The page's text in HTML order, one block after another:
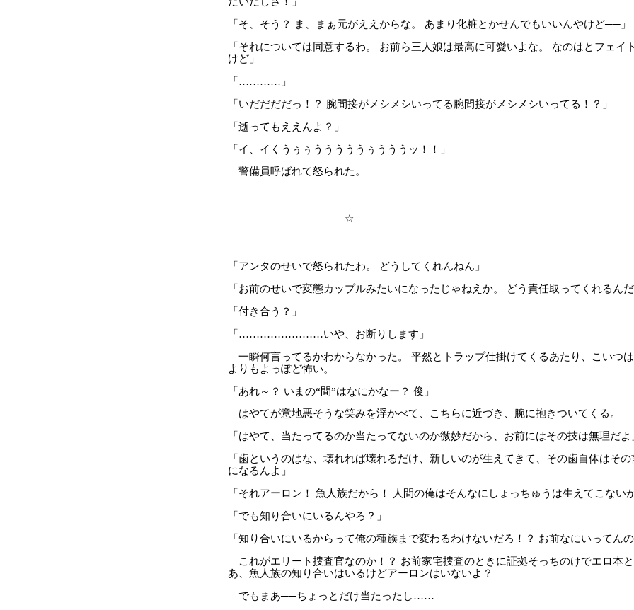
「そ、そう？ ま、まぁ元がええからな。 あまり化粧とかせんでもいいんやけど──」
「それについては同意するわ。 お前ら三人娘は最高に可愛いよな。 なのはとフェイ
けど」
「…………」
「いだだだだっ！？ 腕間接がメシメシいってる腕間接がメシメシいってる！？」
「逝ってもええんよ？」
「イ、イくうぅぅうううううぅうううッ！！」
警備員呼ばれて怒られた。
☆
「アンタのせいで怒られたわ。 どうしてくれんねん」
「お前のせいで変態カップルみたいになったじゃねえか。 どう責任取ってくれるんだ
「付き合う？」
「……………………いや、お断りします」
一瞬何言ってるかわからなかった。 平然とトラップ仕掛けてくるあたり、こいつ
よりもよっぽど怖い。
「あれ～？ いまの“間”はなにかなー？ 俊」
はやてが意地悪そうな笑みを浮かべて、こちらに近づき、腕に抱きついてくる。
「はやて、当たってるのか当たってないのか微妙だから、お前にはその技は無理だよ
「歯というのはな、壊れれば壊れるだけ、新しいのが生えてきて、その歯自体はそ
になるんよ」
「それアーロン！ 魚人族だから！ 人間の俺はそんなにしょっちゅうは生えてこない
「でも知り合いにいるんやろ？」
「知り合いにいるからって俺の種族まで変わるわけないだろ！？ お前なにいってんの
これがエリート捜査官なのか！？ お前家宅捜査のときに証拠そっちのけでエロ本と
あ、魚人族の知り合いはいるけどアーロンはいないよ？
でもまあ──ちょっとだけ当たったし……